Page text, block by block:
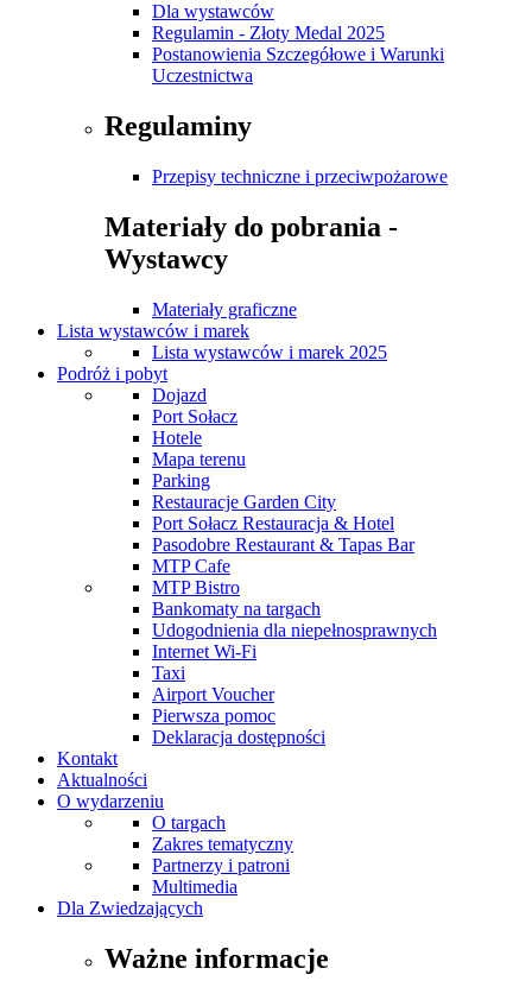
Dla wystawców
Regulamin - Złoty Medal 2025
Postanowienia Szczegółowe i Warunki
Uczestnictwa
Regulaminy
Przepisy techniczne i przeciwpożarowe
Materiały do pobrania -
Wystawcy
Materiały graficzne
Lista wystawców i marek
Lista wystawców i marek 2025
Podróż i pobyt
Dojazd
Port Sołacz
Hotele
Mapa terenu
Parking
Restauracje Garden City
Port Sołacz Restauracja & Hotel
Pasodobre Restaurant & Tapas Bar
MTP Cafe
MTP Bistro
Bankomaty na targach
Udogodnienia dla niepełnosprawnych
Internet Wi-Fi
Taxi
Airport Voucher
Pierwsza pomoc
Deklaracja dostępności
Kontakt
Aktualności
O wydarzeniu
O targach
Zakres tematyczny
Partnerzy i patroni
Multimedia
Dla Zwiedzających
Ważne informacje